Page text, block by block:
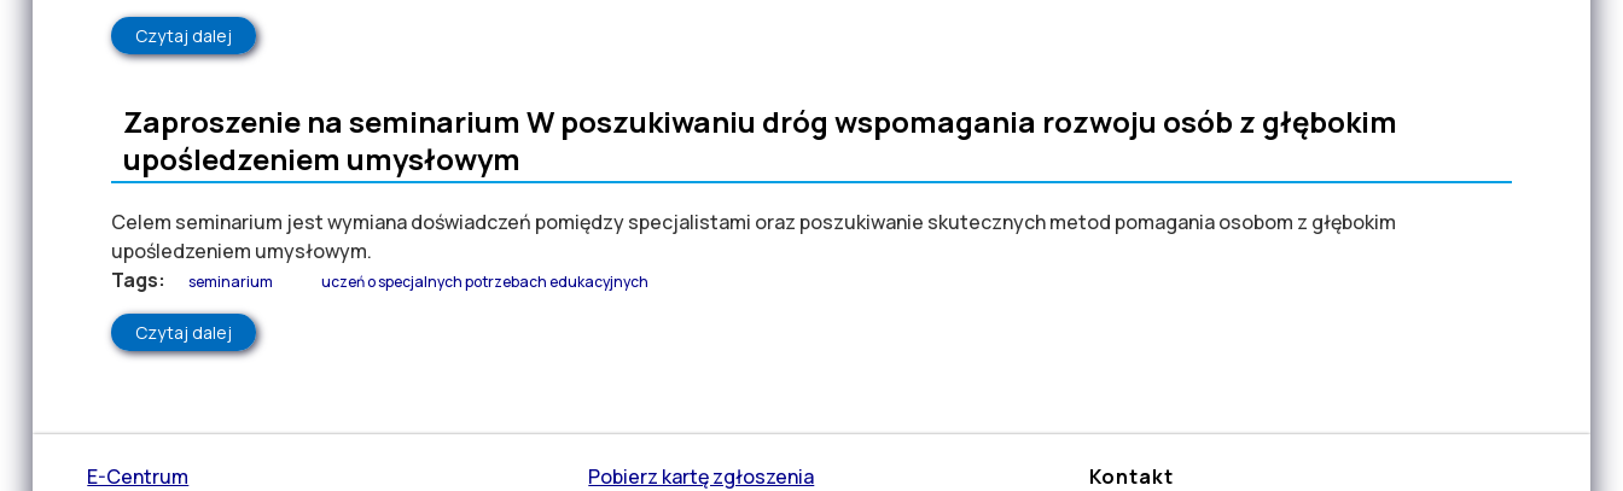
Czytaj dalej wpis Seminarium Przemoc rówieśnicza w szkole - co działa, a co nie działa w profilaktyce?
Zaproszenie na seminarium W poszukiwaniu dróg wspomagania rozwoju osób z głębokim
upośledzeniem umysłowym
Celem seminarium jest wymiana doświadczeń pomiędzy specjalistami oraz poszukiwanie skutecznych metod pomagania osobom z głębokim
upośledzeniem umysłowym.
Tags:
seminarium uczeń o specjalnych potrzebach edukacyjnych
Czytaj dalej wpis Zaproszenie na seminarium W poszukiwaniu dróg wspomagania rozwoju osób z głębokim upośledzeniem umysłowym
E-Centrum
Pobierz kartę zgłoszenia
Kontakt